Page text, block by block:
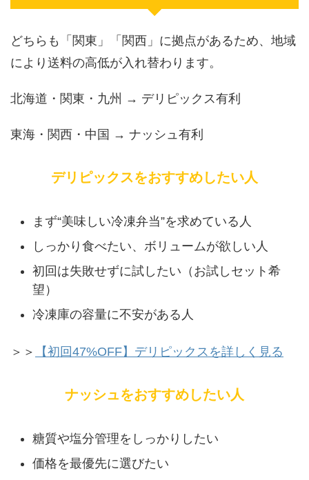
どちらも「関東」「関西」に拠点があるため、地域
により送料の高低が入れ替わります。
北海道・関東・九州 → デリピックス有利
東海・関西・中国 → ナッシュ有利
デリピックスをおすすめしたい人
まず“美味しい冷凍弁当”を求めている人
しっかり食べたい、ボリュームが欲しい人
初回は失敗せずに試したい（お試しセット希
望）
冷凍庫の容量に不安がある人
＞＞ 【初回47%OFF】デリピックスを詳しく見る
ナッシュをおすすめしたい人
糖質や塩分管理をしっかりしたい
価格を最優先に選びたい